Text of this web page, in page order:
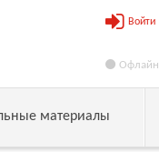
Войти
Офлайн
материалы